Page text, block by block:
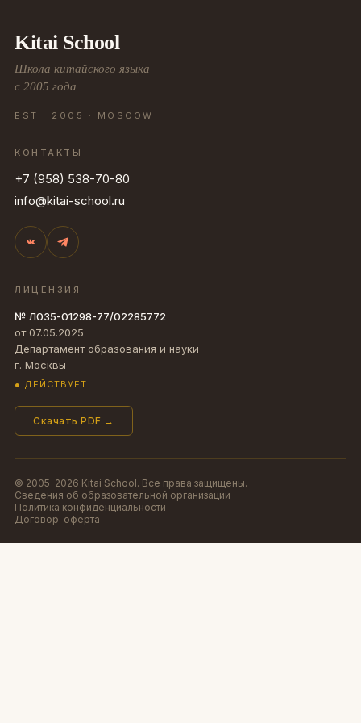
Kitai School
Школа китайского языка
с 2005 года
EST · 2005 · MOSCOW
КОНТАКТЫ
+7 (958) 538-70-80
info@kitai-school.ru
ЛИЦЕНЗИЯ
№ Л035-01298-77/02285772
от 07.05.2025
Департамент образования и науки
г. Москвы
● ДЕЙСТВУЕТ
Скачать PDF →
© 2005–2026 Kitai School. Все права защищены.
Сведения об образовательной организации
Политика конфиденциальности
Договор-оферта